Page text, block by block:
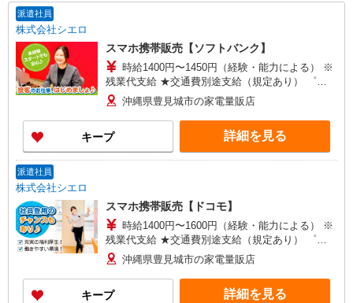
派遣社員
株式会社シエロ
スマホ携帯販売【ソフトバンク】
時給1400円〜1450円（経験・能力による） ※
残業代支給 ★交通費別途支給（規定あり） ゜
+゜・。○。・゜+゜・。○。・゜+゜ 入社祝い金10
万円支給(規定有) お友達を紹介頂くと, インセンテ
ィブ支給(規定有) ★月2回払い・週払い可能（規程
有）★ ゜・。○。・゜+゜・。○。・゜+゜
沖縄県豊見城市の家電量販店
キープ 詳細を見る
派遣社員
株式会社シエロ
スマホ携帯販売【ドコモ】
時給1400円〜1600円（経験・能力による） ※
残業代支給 ★交通費別途支給（規定あり） ゜
+゜・。○。・゜+゜・。○。・゜+゜ 入社祝い金10
万円支給(規定有) お友達を紹介頂くと, インセンテ
ィブ支給(規定有) ★月2回払い・週払い可能（規程
有）★ ゜・。○。・゜+゜・。○。・゜+゜
沖縄県豊見城市の家電量販店
キープ 詳細を見る